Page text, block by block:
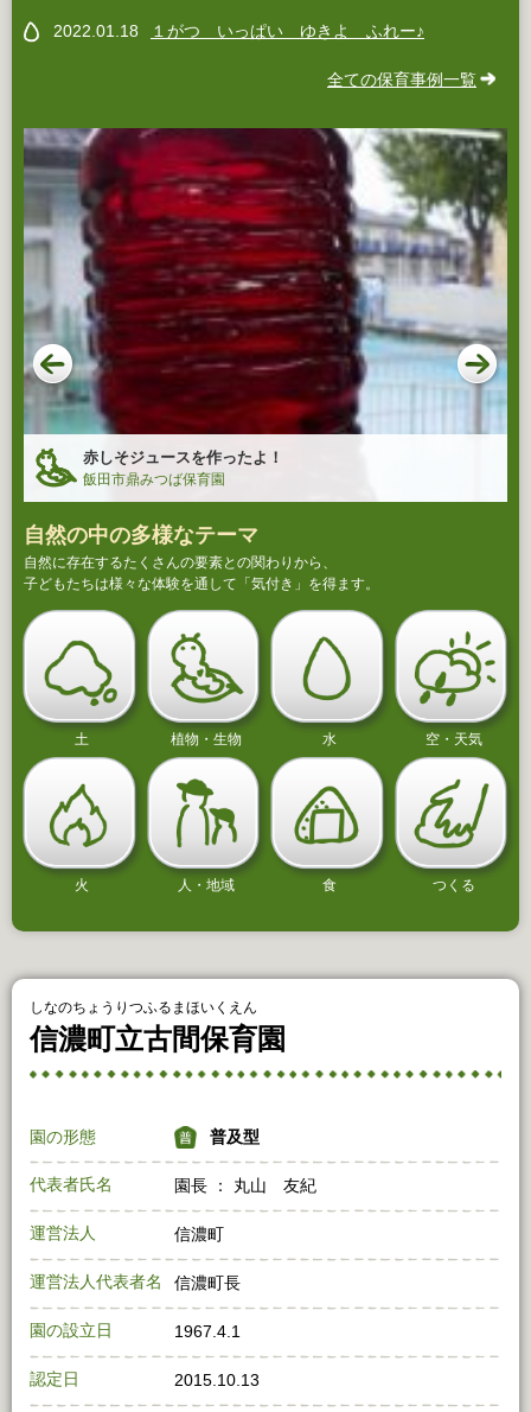
2022.01.18 １がつ いっぱい ゆきよ ふれー♪
全ての保育事例一覧
赤しそジュースを作ったよ！
飯田市鼎みつば保育園
自然の中の多様なテーマ
自然に存在するたくさんの要素との関わりから、
子どもたちは様々な体験を通して「気付き」を得ます。
土 植物・生物 水 空・天気
火 人・地域 食 つくる
しなのちょうりつふるまほいくえん
信濃町立古間保育園
園の形態 普及型
代表者氏名 園長 ： 丸山 友紀
運営法人 信濃町
運営法人代表者名 信濃町長
園の設立日 1967.4.1
認定日 2015.10.13